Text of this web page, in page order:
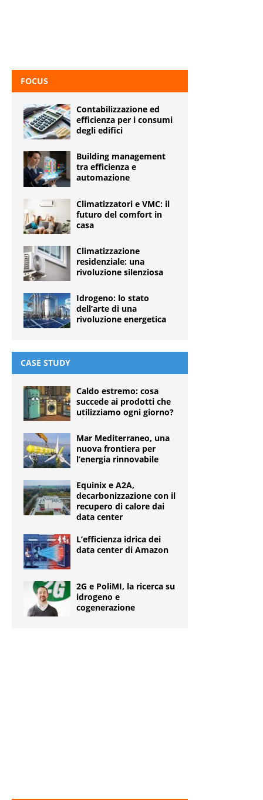
FOCUS
Contabilizzazione ed
efficienza per i consumi
degli edifici
Building management
tra efficienza e
automazione
Climatizzatori e VMC: il
futuro del comfort in
casa
Climatizzazione
residenziale: una
rivoluzione silenziosa
Idrogeno: lo stato
dell’arte di una
rivoluzione energetica
CASE STUDY
Caldo estremo: cosa
succede ai prodotti che
utilizziamo ogni giorno?
Mar Mediterraneo, una
nuova frontiera per
l’energia rinnovabile
Equinix e A2A,
decarbonizzazione con il
recupero di calore dai
data center
L’efficienza idrica dei
data center di Amazon
2G e PoliMI, la ricerca su
idrogeno e
cogenerazione